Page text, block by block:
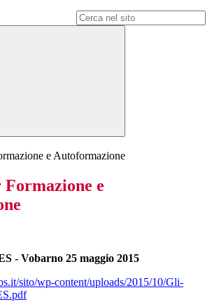
e Autoformazione
e
- Vobarno 25 maggio 2015
sito/wp-content/uploads/2015/10/Gli-